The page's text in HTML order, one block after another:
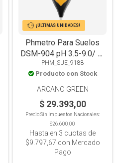
¡ÚLTIMAS UNIDADES!
Phmetro Para Suelos
DSM-904 pH 3.5-9.0/ T°
-9 - 50°C/ Humedad/
Luz
PHM_SUE_9188
Producto con Stock
ARCANO GREEN
$ 29.393,00
Precio Sin Impuestos Nacionales:
$26.600,00
Hasta en 3 cuotas de
$9.797,67 con Mercado
Pago